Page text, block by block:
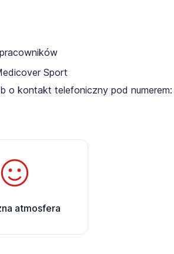
Sport
o kontakt telefoniczny pod numerem:
atmosfera